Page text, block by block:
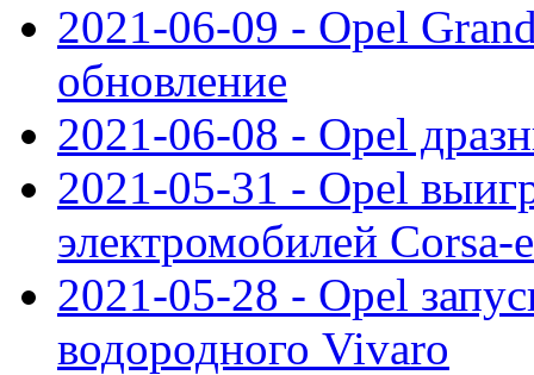
2021-06-09 - Opel
обновление
2021-06-08 - Opel
2021-05-31 - Opel
электромобилей Corsa-e
2021-05-28 - Opel
водородного Vivaro